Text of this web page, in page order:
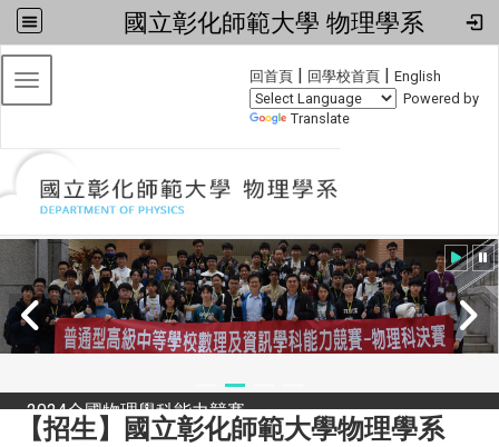
國立彰化師範大學 物理學系
回首頁 | 回學校首頁 | English
Powered by
Translate
Toggle navigation
2024全國物理學科能力競賽
【招生】國立彰化師範大學物理學系